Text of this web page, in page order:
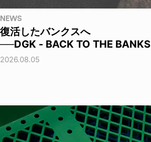
NEWS
復活したバンクスへ
──DGK - BACK TO THE BANKS
2026.08.05